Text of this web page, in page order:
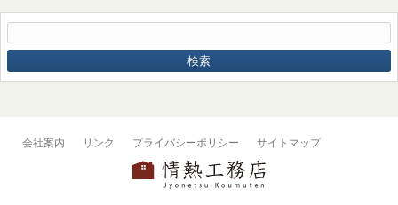
会社案内 リンク プライバシーポリシー サイトマップ